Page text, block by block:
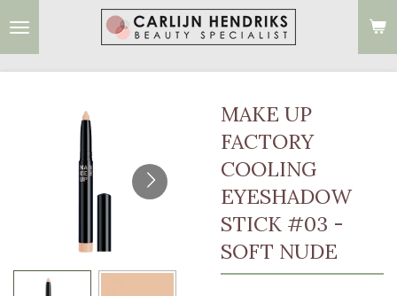
Ga
hoofdinhoud
MAKE UP
FACTORY
COOLING
EYESHADOW
STICK #03 -
SOFT NUDE